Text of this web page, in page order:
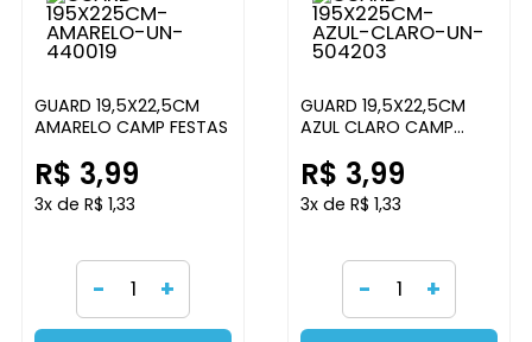
GUARD 19,5X22,5CM
AMARELO CAMP FESTAS
R$ 3,99
3x de R$ 1,33
- +
GUARD 19,5X22,5CM
AZUL CLARO CAMP
R$ 3,99
3x de R$ 1,33
- +